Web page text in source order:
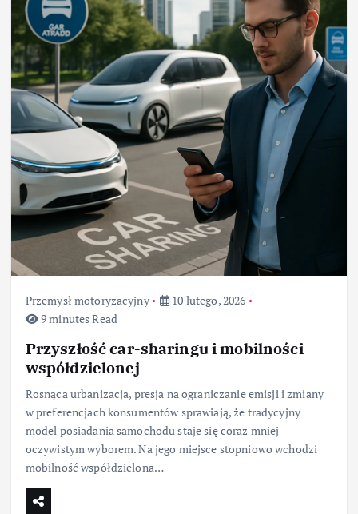
Przemysł motoryzacyjny
10 lutego, 2026
9 minutes Read
Przyszłość car-sharingu i mobilności
współdzielonej
Rosnąca urbanizacja, presja na ograniczanie emisji i zmiany
w preferencjach konsumentów sprawiają, że tradycyjny
model posiadania samochodu staje się coraz mniej
oczywistym wyborem. Na jego miejsce stopniowo wchodzi
mobilność współdzielona…